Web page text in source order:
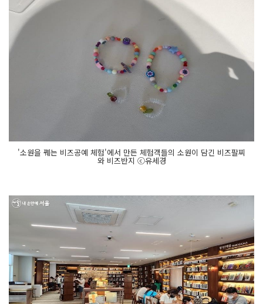
'소원을 꿰는 비즈공예 체험'에서 만든 체험객들의 소원이 담긴 비즈팔찌
와 비즈반지 ⓒ유세경